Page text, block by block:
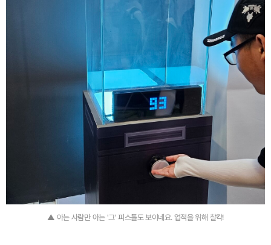
▲ 아는 사람만 아는 '그' 피스톨도 보이네요. 업적을 위해 찰칵!